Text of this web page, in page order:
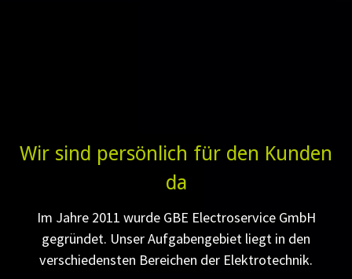
Wir sind persönlich für den Kunden
da
Im Jahre 2011 wurde GBE Electroservice GmbH
gegründet. Unser Aufgabengebiet liegt in den
verschiedensten Bereichen der Elektrotechnik.